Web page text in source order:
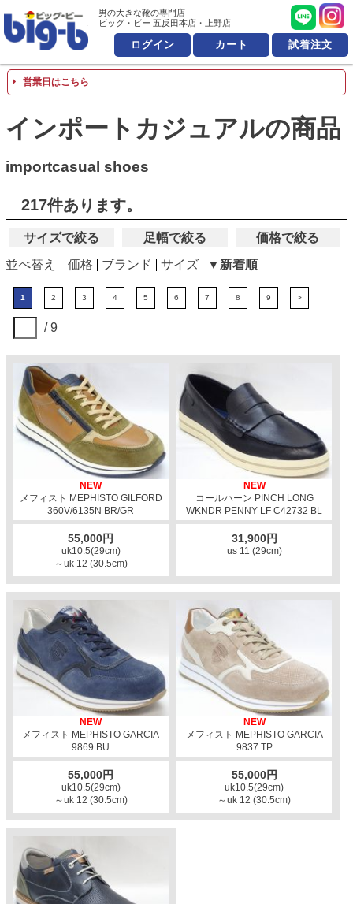
男の大きな靴の専門店 ビッ
男の大きな靴の専門店
ビッグ・ビー 五反田本店・上野店
ログイン カート 試着注文
営業日はこちら
インポートカジュアルの商品
importcasual shoes
217件あります。
サイズで絞る 足幅で絞る
価格で絞る
並べ替え
価格 ブランド サイズ ▼新着順
1 2 3 4 5 6 7 8 9 >
/ 9
NEW
メフィスト MEPHISTO GILFORD
360V/6135N BR/GR
55,000円
uk10.5(29cm)
～uk 12 (30.5cm)
NEW
コールハーン PINCH LONG
WKNDR PENNY LF C42732 BL
31,900円
us 11 (29cm)
NEW
メフィスト MEPHISTO GARCIA
9869 BU
55,000円
uk10.5(29cm)
～uk 12 (30.5cm)
NEW
メフィスト MEPHISTO GARCIA
9837 TP
55,000円
uk10.5(29cm)
～uk 12 (30.5cm)